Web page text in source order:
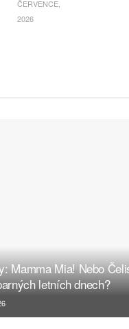
ČERVENCE,
2026
Mamma Mia! Nebo
letních dnech?